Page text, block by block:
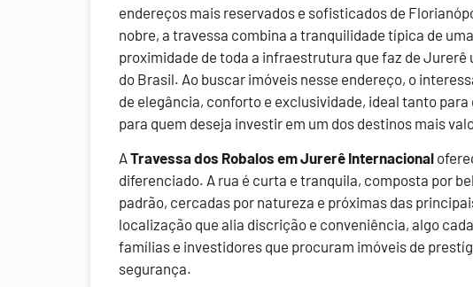
endereços mais reservados e sofisticados de
nobre, a travessa combina a tranquilidade típica de
proximidade de toda a infraestrutura que faz de Jurerê
do Brasil. Ao buscar imóveis nesse endereço, o
de elegância, conforto e exclusividade, ideal tanto
para quem deseja investir em um dos destinos mais
ATravessa dos Robalos em Jurerê Internacional
diferenciado. A rua é curta e tranquila, composta por
padrão, cercadas por natureza e próximas das
localização que alia discrição e conveniência, algo
famílias e investidores que procuram imóveis de
segurança.